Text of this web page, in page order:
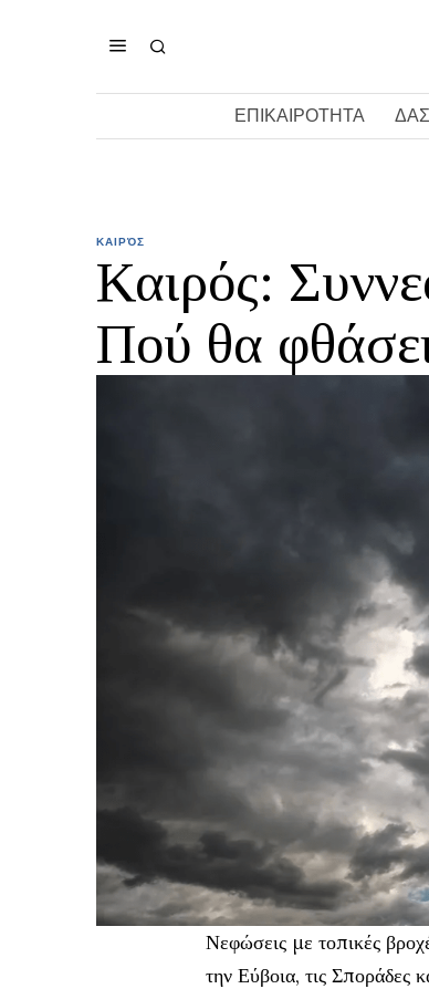
ΕΠΙΚΑΙΡΟΤΗΤΑ
ΚΑΙΡΌΣ
Καιρός:
Πού θα
Νεφώσεις με τοπικές
την Εύβοια, τις Σποράδες